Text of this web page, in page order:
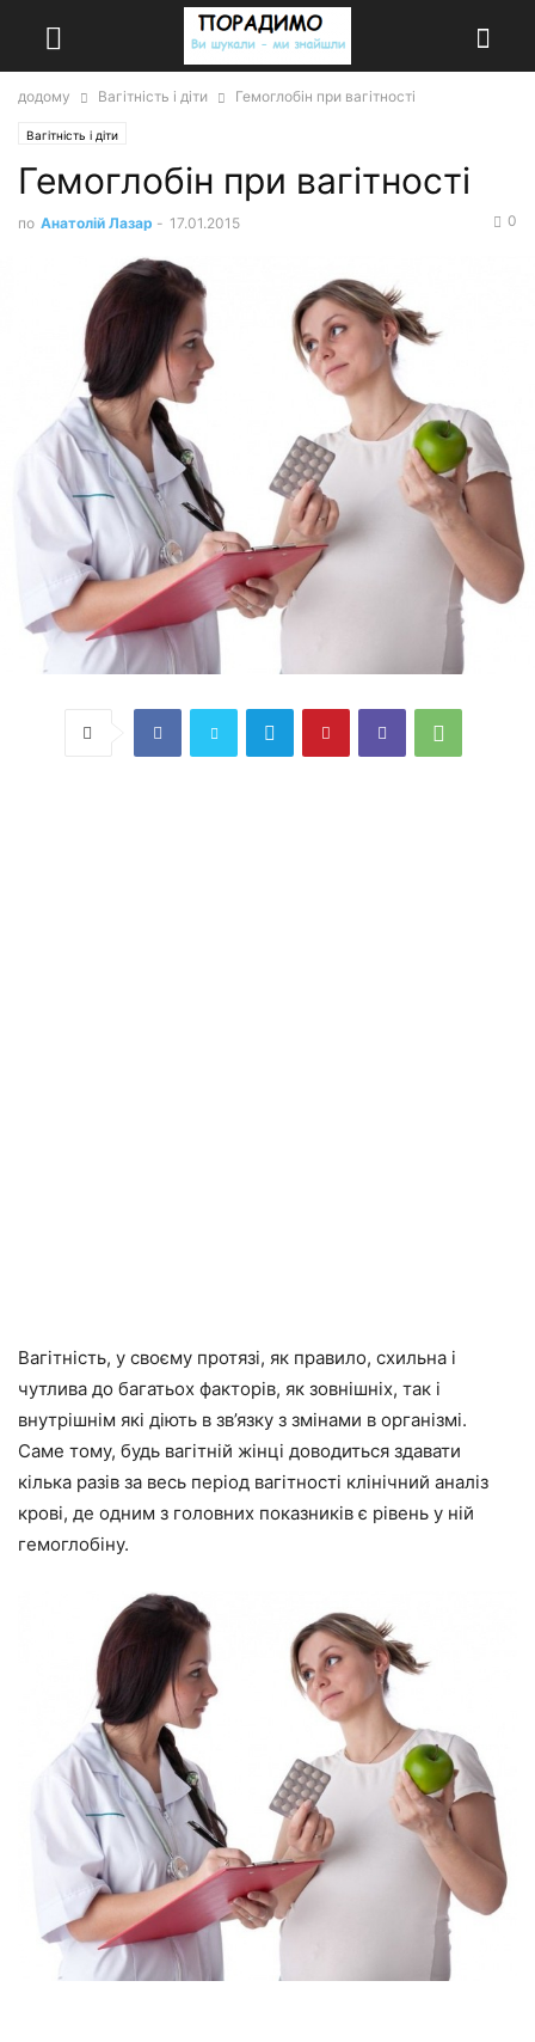
додому Вагітність і діти Гемоглобін при вагітності
Вагітність і діти
Гемоглобін при вагітності
по Анатолій Лазар - 17.01.2015 0
Вагітність, у своєму протязі, як правило, схильна і
чутлива до багатьох факторів, як зовнішніх, так і
внутрішнім які діють в зв’язку з змінами в організмі.
Саме тому, будь вагітній жінці доводиться здавати
кілька разів за весь період вагітності клінічний аналіз
крові, де одним з головних показників є рівень у ній
гемоглобіну.